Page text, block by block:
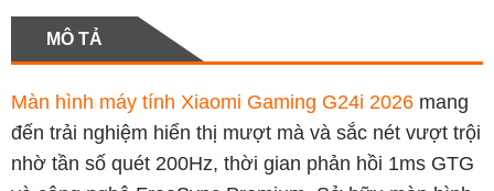
MÔ TẢ
Màn hình máy tính Xiaomi Gaming G24i 2026 mang
đến trải nghiệm hiển thị mượt mà và sắc nét vượt trội
nhờ tần số quét 200Hz, thời gian phản hồi 1ms GTG